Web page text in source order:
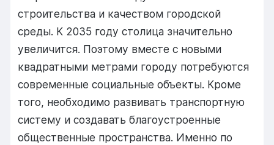
строительства и качеством городской
среды. К 2035 году столица значительно
увеличится. Поэтому вместе с новыми
квадратными метрами городу потребуются
современные социальные объекты. Кроме
того, необходимо развивать транспортную
систему и создавать благоустроенные
общественные пространства. Именно по